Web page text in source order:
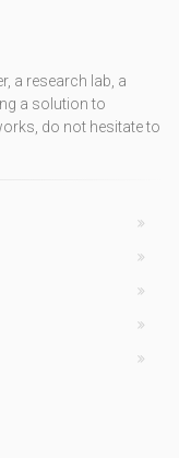
a research lab, a
a solution to
do not hesitate to